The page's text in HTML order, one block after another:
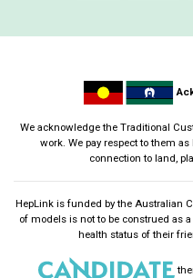
We acknowledge the Traditional
work. We pay respect to them
connection to land,
HepLink is funded by the Australian
of models is not to be construed as
health status of their